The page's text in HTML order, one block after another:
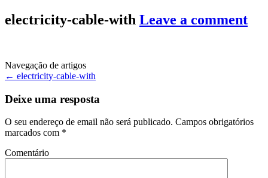
electricity-cable-with Leave a comment
Navegação de artigos
← electricity-cable-with
Deixe uma resposta
O seu endereço de email não será publicado. Campos obrigatórios
marcados com *
Comentário